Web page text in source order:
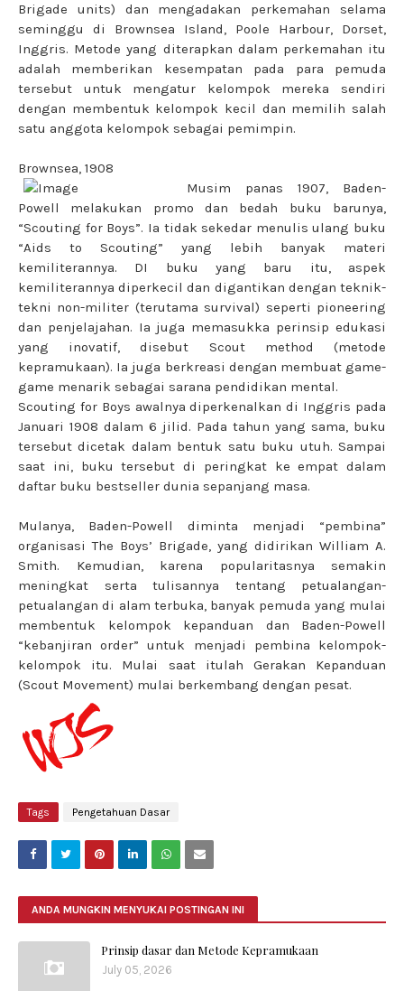
Brigade units) dan mengadakan perkemahan selama
seminggu di Brownsea Island, Poole Harbour, Dorset,
Inggris. Metode yang diterapkan dalam perkemahan itu
adalah memberikan kesempatan pada para pemuda
tersebut untuk mengatur kelompok mereka sendiri
dengan membentuk kelompok kecil dan memilih salah
satu anggota kelompok sebagai pemimpin.
Brownsea, 1908
Musim panas 1907, Baden-
Powell melakukan promo dan bedah buku barunya,
“Scouting for Boys”. Ia tidak sekedar menulis ulang buku
“Aids to Scouting” yang lebih banyak materi
kemiliterannya. DI buku yang baru itu, aspek
kemiliterannya diperkecil dan digantikan dengan teknik-
tekni non-militer (terutama survival) seperti pioneering
dan penjelajahan. Ia juga memasukka perinsip edukasi
yang inovatif, disebut Scout method (metode
kepramukaan). Ia juga berkreasi dengan membuat game-
game menarik sebagai sarana pendidikan mental.
Scouting for Boys awalnya diperkenalkan di Inggris pada
Januari 1908 dalam 6 jilid. Pada tahun yang sama, buku
tersebut dicetak dalam bentuk satu buku utuh. Sampai
saat ini, buku tersebut di peringkat ke empat dalam
daftar buku bestseller dunia sepanjang masa.
Mulanya, Baden-Powell diminta menjadi “pembina”
organisasi The Boys’ Brigade, yang didirikan William A.
Smith. Kemudian, karena popularitasnya semakin
meningkat serta tulisannya tentang petualangan-
petualangan di alam terbuka, banyak pemuda yang mulai
membentuk kelompok kepanduan dan Baden-Powell
“kebanjiran order” untuk menjadi pembina kelompok-
kelompok itu. Mulai saat itulah Gerakan Kepanduan
(Scout Movement) mulai berkembang dengan pesat.
Tags Pengetahuan Dasar
ANDA MUNGKIN MENYUKAI POSTINGAN INI
Prinsip dasar dan Metode Kepramukaan
July 05, 2026